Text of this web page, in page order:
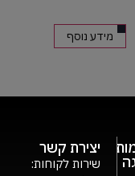
מידע נוסף
יצירת קשר
שירות לקוחות: